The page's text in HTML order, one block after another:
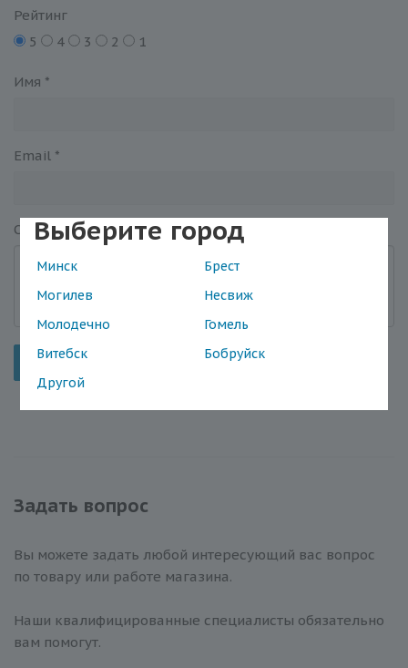
Выберите город
Минск
Брест
Могилев
Несвиж
Молодечно
Гомель
Витебск
Бобруйск
Другой
Рейтинг
5
4 3 2 1
Имя *
Email *
Отзыв*
Отправить
Задать вопрос
Вы можете задать любой интересующий вас вопрос
по товару или работе магазина.
Наши квалифицированные специалисты обязательно
вам помогут.